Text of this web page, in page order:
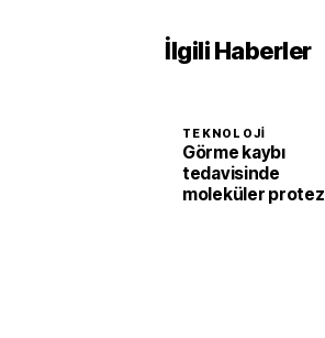
İlgili Haberler
TEKNOLOJI
Görme kaybı
tedavisinde
moleküler protez